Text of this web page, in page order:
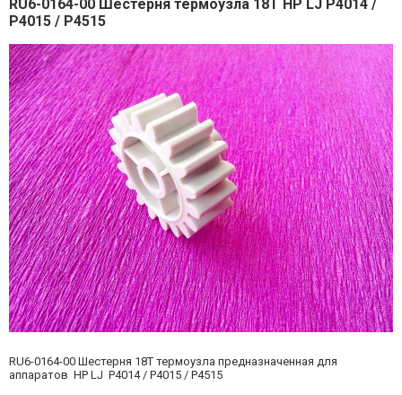
RU6-0164-00 Шестерня термоузла 18Т HP LJ P4014 /
P4015 / P4515
RU6-0164-00 Шестерня 18Т термоузла предназначенная для
аппаратов HP LJ P4014 / P4015 / P4515